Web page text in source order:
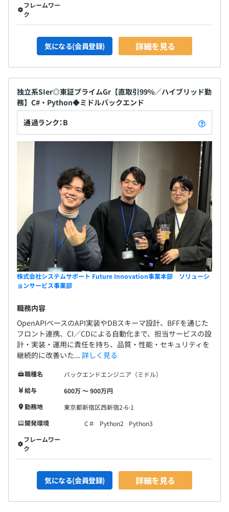
フレームワー
ク
気になる(会員登録) 詳細を見る
独立系SIer◎東証プライムGr【直取引99%／ハイブリッド勤
務】C#・Python◆ミドルバックエンド
通過ランク：B
株式会社システムサポート Future Innovation事業本部 ソリューシ
ョンサービス事業部
職務内容
OpenAPIベースのAPI実装やDBスキーマ設計、BFFを通じた
フロント連携、CI／CDによる自動化まで、担当サービスの設
計・実装・運用に責任を持ち、品質・性能・セキュリティを
継続的に改善いた... 詳しく見る
職種名
バックエンドエンジニア（ミドル）
給与
600万 〜 900万円
勤務地
東京都新宿区西新宿2-6-1
開発環境
C＃ Python2
Python3
フレームワー
ク
気になる(会員登録) 詳細を見る